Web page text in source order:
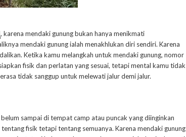
, karena mendaki gunung bukan hanya menikmati
mendaki gunung ialah menakhlukan diri sendiri. Karena
Ketika kamu melangkah untuk mendaki gunung, nomor
fisik dan perlatan yang sesuai, tetapi mental kamu tidak
tidak sanggup untuk melewati jalur demi jalur.
sampai di tempat camp atau puncak yang diinginkan
fisik tetapi tentang semuanya. Karena mendaki gunung